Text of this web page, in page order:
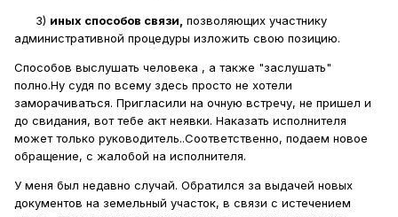
3) иных способов связи, позволяющих участнику
административной процедуры изложить свою позицию.
Способов выслушать человека , а также "заслушать"
полно.Ну судя по всему здесь просто не хотели
заморачиваться. Пригласили на очную встречу, не пришел и
до свидания, вот тебе акт неявки. Наказать исполнителя
может только руководитель..Соответственно, подаем новое
обращение, с жалобой на исполнителя.
У меня был недавно случай. Обратился за выдачей новых
документов на земельный участок, в связи с истечением